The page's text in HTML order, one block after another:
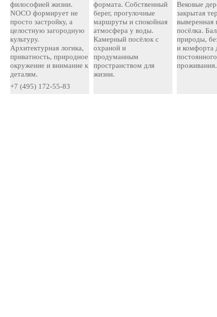
философией жизни.
NOCO формирует не
просто застройку, а
целостную загородную
культуру.
Архитектурная логика,
приватность, природное
окружение и внимание к
деталям.
+7 (495) 172-55-83
формата. Собственный
берег, прогулочные
маршруты и спокойная
атмосфера у воды.
Камерный посёлок с
охраной и
продуманным
пространством для
жизни.
Вековые
закрытая
выверенная
посёлка.
природы,
и комфорта
постоянного
проживания.